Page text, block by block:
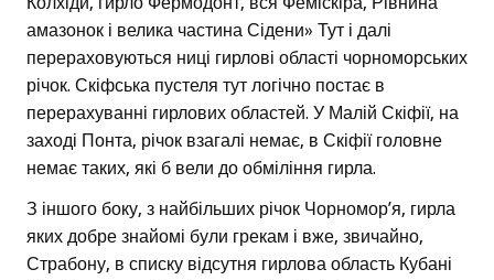
амазонок і велика частина Сідени» Тут і далі
перераховуються ниці гирлові області чорноморських
річок. Скіфська пустеля тут логічно постає в
перерахуванні гирлових областей. У Малій Скіфії, на
заході Понта, річок взагалі немає, в Скіфії головне
немає таких, які б вели до обміління гирла.
З іншого боку, з найбільших річок Чорномор’я, гирла
яких добре знайомі були грекам і вже, звичайно,
Страбону, в списку відсутня гирлова область Кубані